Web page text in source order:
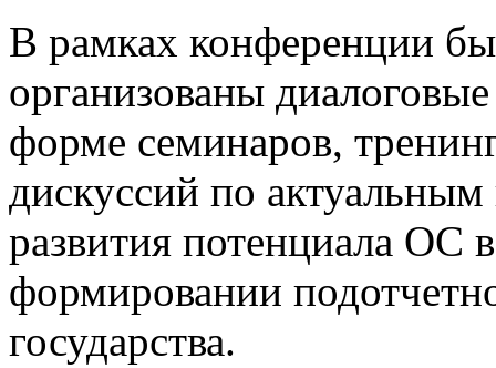
В рамках конференции
организованы
форме семинаров,
дискуссий по
развития потенциала ОС в
формировании
государства.